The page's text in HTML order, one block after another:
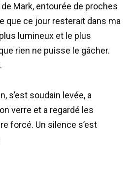
Mark, entourée de proches
que ce jour resterait dans ma
lumineux et le plus
rien ne puisse le gâcher.
s’est soudain levée, a
verre et a regardé les
forcé. Un silence s’est